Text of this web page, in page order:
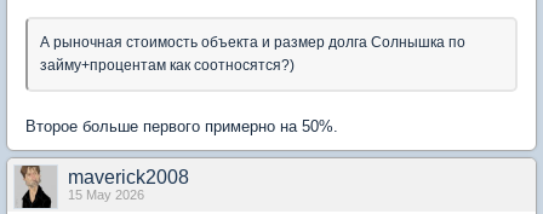
А рыночная стоимость объекта и размер долга Солнышка по
займу+процентам как соотносятся?)
Второе больше первого примерно на 50%.
maverick2008
15 May 2026